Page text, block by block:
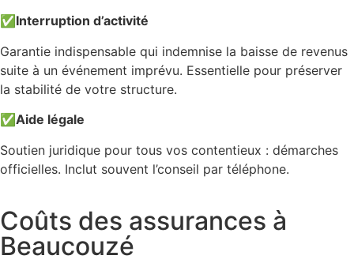
✅ Interruption d’activité
Garantie indispensable qui indemnise la baisse de revenus
suite à un événement imprévu. Essentielle pour préserver
la stabilité de votre structure.
✅Aide légale
Soutien juridique pour tous vos contentieux : démarches
officielles. Inclut souvent l’conseil par téléphone.
Coûts des assurances à
Beaucouzé